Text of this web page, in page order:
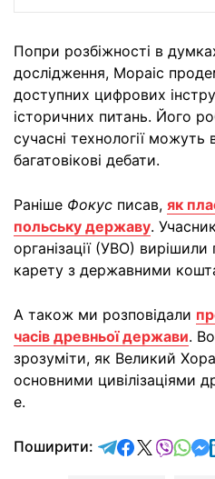
Попри розбіжності в
дослідження, Мораіс
доступних цифрових
історичних питань. Його
сучасні технології можуть
багатовікові дебати.
Раніше Фокус писав, як
польську державу.
організації (УВО)
карету з державними
А також ми розповідали
часів древньої держави.
зрозуміти, як Великий
основними цивілізаціями
е.
Поширити: відправити у